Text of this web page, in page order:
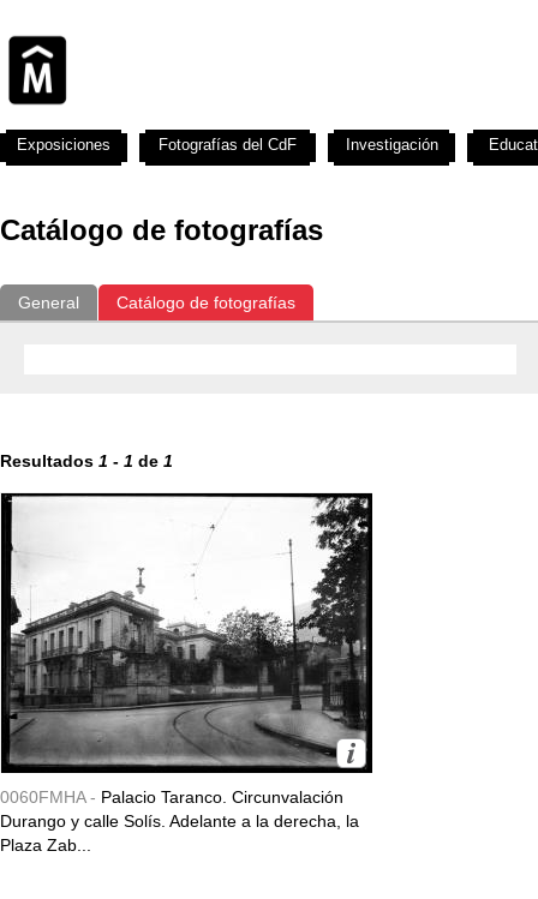
Catálogo de fotografías
General Catálogo de fotografías
Resultados 1 - 1 de 1
0060FMHA - Palacio Taranco. Circunvalación
Durango y calle Solís. Adelante a la derecha, la
Plaza Zab...
Exposiciones Fotografías del CdF Investigación